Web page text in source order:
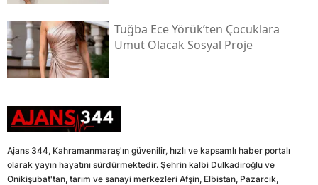
Tuğba Ece Yörük’ten Çocuklara
Umut Olacak Sosyal Proje
Ajans 344, Kahramanmaraş'ın güvenilir, hızlı ve kapsamlı haber portalı
olarak yayın hayatını sürdürmektedir. Şehrin kalbi Dulkadiroğlu ve
Onikişubat'tan, tarım ve sanayi merkezleri Afşin, Elbistan, Pazarcık,